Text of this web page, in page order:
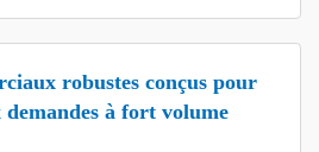
robustes conçus pour
à fort volume